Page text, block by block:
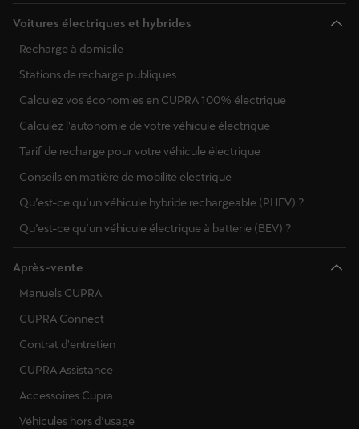
Voitures électriques et hybrides
Recharge à domicile
Stations de recharge publiques
Calculez vos économies en CUPRA 100% électrique
Calculez l'autonomie de votre véhicule électrique
Tarif de recharge pour votre véhicule électrique
Conseils en matière de mobilité électrique
Qu’est-ce qu’un véhicule hybride rechargeable (PHEV) ?
Qu’est-ce qu’un véhicule électrique à batterie (BEV) ?
Après-vente
Manuels CUPRA
CUPRA Connect
Contrat d'entretien
CUPRA Assistance
Accessoires Cupra
Véhicules hors d’usage